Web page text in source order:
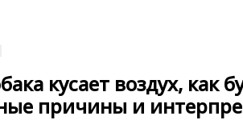
кусает воздух, как
причины и